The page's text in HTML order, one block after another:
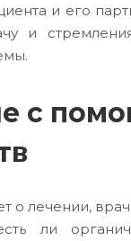
и его
и
с
о лечении,
ли